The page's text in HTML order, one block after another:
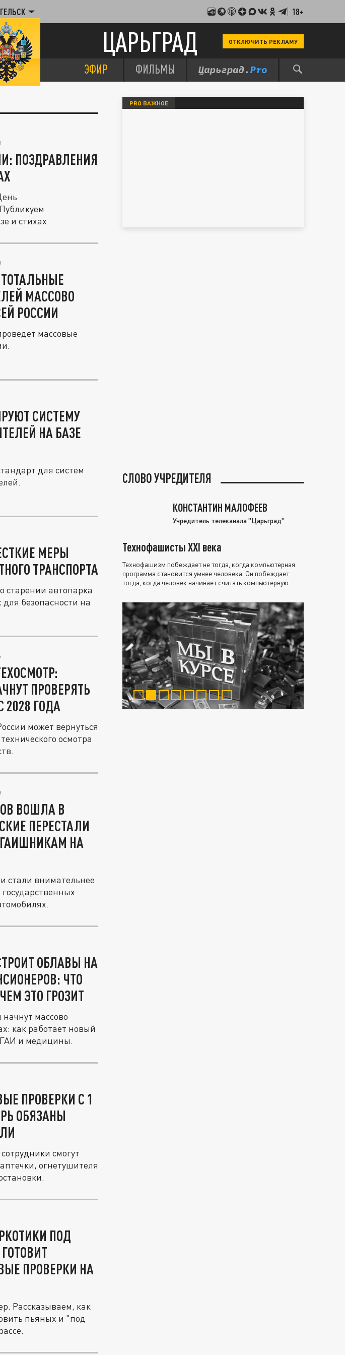
18+
ЦАРЬГРАД ОТКЛЮЧИТЬ РЕКЛАМУ
ЭФИР ФИЛЬМЫ
ПОЗДРАВЛЕНИЯ
и стихах
МАССОВО
РОССИИ
массовые
СИСТЕМУ
НА БАЗЕ
для систем
МЕРЫ
ТРАНСПОРТА
старении автопарка
безопасности на
ПРОВЕРЯТЬ
2028 ГОДА
может вернуться
осмотра
ВОШЛА В
ПЕРЕСТАЛИ
НА
стали внимательнее
государственных
ОБЛАВЫ НА
ЧТО
ЭТО ГРОЗИТ
массово
как работает новый
и медицины.
ПРОВЕРКИ С 1
ОБЯЗАНЫ
смогут
огнетушителя
ПОД
ПРОВЕРКИ НА
Рассказываем, как
пьяных и "под
PRO ВАЖНОЕ
СЛОВО УЧРЕДИТЕЛЯ
КОНСТАНТИН МАЛОФЕЕВ
Учредитель телеканала "Царьград"
Технофашисты XXI века
Технофашизм побеждает не тогда, когда компьютерная
программа становится умнее человека. Он побеждает
тогда, когда человек начинает считать компьютерную